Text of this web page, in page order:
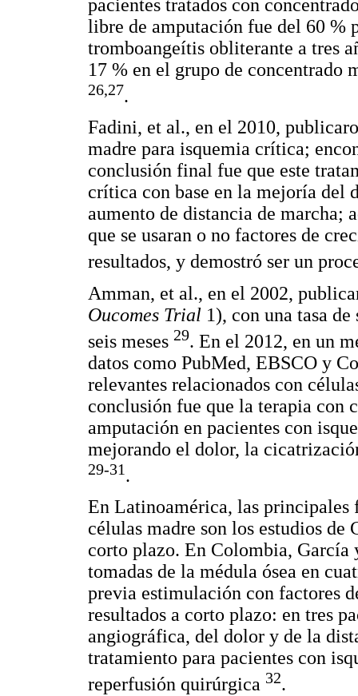
pacientes tratados con
libre de amputación fue del 60 %
tromboangeítis obliterante a tres
17 % en el grupo de concentrado
26,27.
Fadini, et al., en el 2010,
madre para isquemia crítica;
conclusión final fue que este
crítica con base en la mejoría del
aumento de distancia de marcha;
que se usaran o no factores de
resultados, y demostró ser un
Amman, et al., en el 2002,
Oucomes Trial 1), con una tasa
seis meses 29. En el 2012, en un
datos como PubMed, EBSCO y
relevantes relacionados con
conclusión fue que la terapia con
amputación en pacientes con
mejorando el dolor, la
29-31.
En Latinoamérica, las principales
células madre son los estudios de
corto plazo. En Colombia,
tomadas de la médula ósea en
previa estimulación con factores
resultados a corto plazo: en tres
angiográfica, del dolor y de la
tratamiento para pacientes con
reperfusión quirúrgica 32.